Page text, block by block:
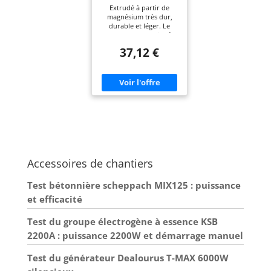
en bois.
Dimensions:305x79 mm
40,6 x 8 cm (Import
Grande Bretagne)
Extrudé à partir de
magnésium très dur,
durable et léger. Le
flotteur a une poignée
placé pour assurer un
utilisation avec du béton
tendu à l'air. La poignée
en bois est fixée avec des
garantir des produits de
37,12 €
Accessoires de chantiers
Test bétonnière scheppach MIX125 : puissance
et efficacité
Test du groupe électrogène à essence KSB
2200A : puissance 2200W et démarrage manuel
Test du générateur Dealourus T-MAX 6000W